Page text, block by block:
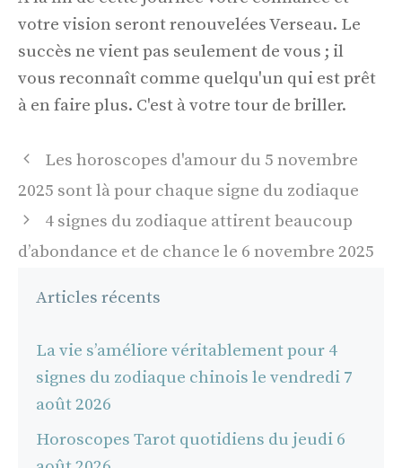
votre vision seront renouvelées Verseau. Le
succès ne vient pas seulement de vous ; il
vous reconnaît comme quelqu'un qui est prêt
à en faire plus. C'est à votre tour de briller.
Navigation
des
Les horoscopes d'amour du 5 novembre
2025 sont là pour chaque signe du zodiaque
4 signes du zodiaque attirent beaucoup
d’abondance et de chance le 6 novembre 2025
Articles récents
La vie s’améliore véritablement pour 4
signes du zodiaque chinois le vendredi 7
août 2026
Horoscopes Tarot quotidiens du jeudi 6